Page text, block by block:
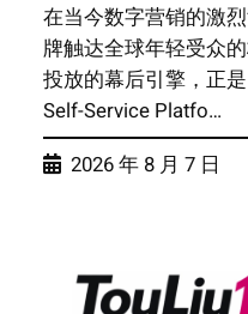
在当今数字营销的激
牌触达全球年轻受众
投放的幕后引擎，正
Self-Service Platfo…
2026 年 8 月 7 日